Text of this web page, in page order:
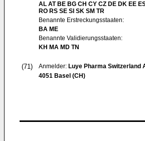
AL AT BE BG CH CY CZ DE DK EE
RO RS SE SI SK SM TR
Benannte Erstreckungsstaaten:
BA ME
Benannte Validierungsstaaten:
KH MA MD TN
(71) Anmelder: Luye Pharma Switzerland
4051 Basel (CH)